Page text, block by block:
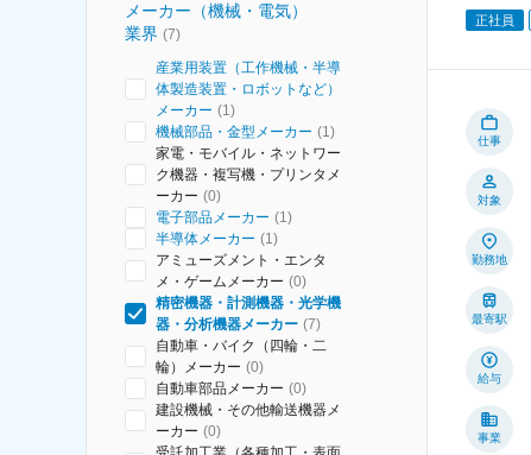
メーカー（機械・電気）
業界 (7)
産業用装置（工作機械・半導
体製造装置・ロボットなど）
メーカー (1)
機械部品・金型メーカー (1)
家電・モバイル・ネットワー
ク機器・複写機・プリンタメ
ーカー (0)
電子部品メーカー (1)
半導体メーカー (1)
アミューズメント・エンタ
メ・ゲームメーカー (0)
精密機器・計測機器・光学機
器・分析機器メーカー (7)
自動車・バイク（四輪・二
輪）メーカー (0)
自動車部品メーカー (0)
建設機械・その他輸送機器メ
ーカー (0)
正社員
仕事
対象
勤務地
最寄駅
給与
事業